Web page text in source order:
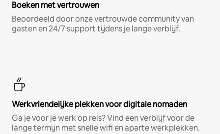
Boeken met vertrouwen
Beoordeeld door onze vertrouwde community van
gasten en 24/7 support tijdens je lange verblijf.
Werkvriendelijke plekken voor digitale nomaden
Ga je voor je werk op reis? Vind een verblijf voor de
lange termijn met snelle wifi en aparte werkplekken.